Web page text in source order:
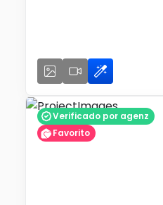
Verificado por agenz
Favorito